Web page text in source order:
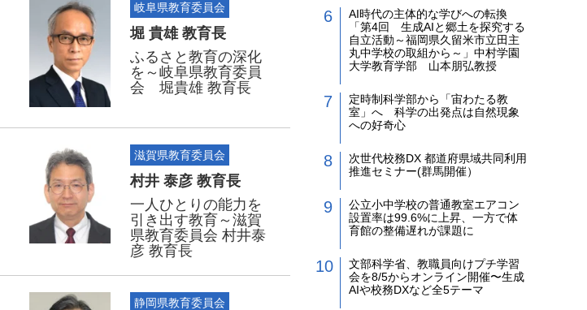
岐阜県教育委員会
堀 貴雄 教育長
ふるさと教育の深化
を～岐阜県教育委員
会 堀貴雄 教育長
滋賀県教育委員会
村井 泰彦 教育長
一人ひとりの能力を
引き出す教育～滋賀
県教育委員会 村井泰
彦 教育長
静岡県教育委員会
AI時代の主体的な学びへの転換
「第4回 生成AIと郷土を探究する
自立活動～福岡県久留米市立田主
丸中学校の取組から～」中村学園
大学教育学部 山本朋弘教授
定時制科学部から「宙わたる教
室」へ 科学の出発点は自然現象
への好奇心
次世代校務DX 都道府県域共同利用
推進セミナー(群馬開催）
公立小中学校の普通教室エアコン
設置率は99.6%に上昇、一方で体
育館の整備遅れが課題に
文部科学省、教職員向けプチ学習
会を8/5からオンライン開催〜生成
AIや校務DXなど全5テーマ